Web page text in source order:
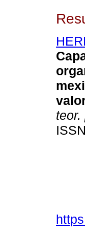
teor.